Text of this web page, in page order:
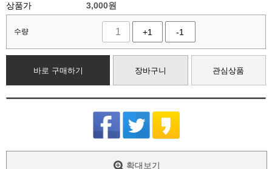
상품가 3,000원
수량 +1 -1
바로 구매하기 장바구니 관심상품
확대보기